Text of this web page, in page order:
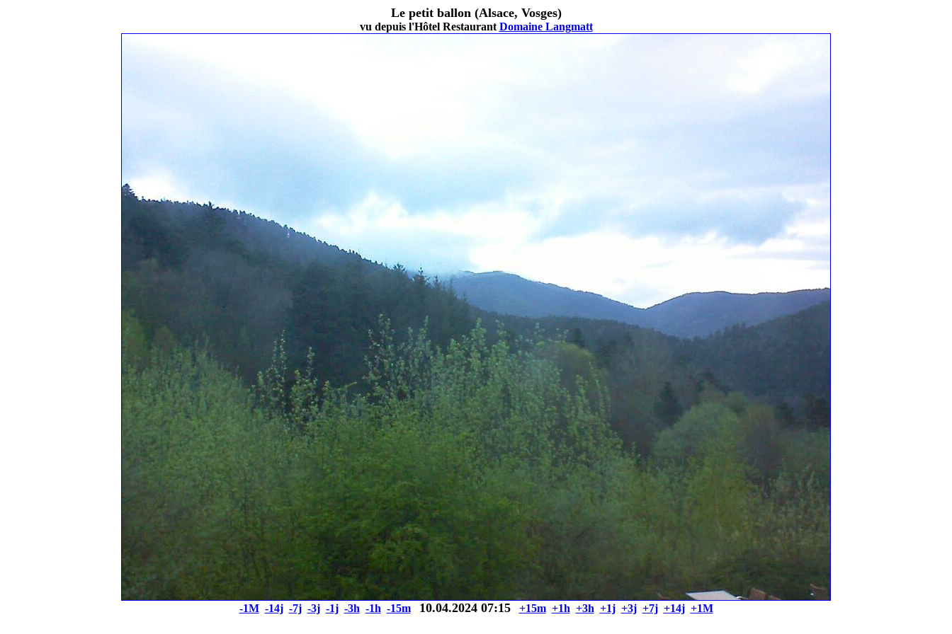
Le petit ballon (Alsace, Vosges)
vu depuis l'Hôtel Restaurant Domaine Langmatt
-1M -14j -7j -3j -1j -3h -1h -15m 10.04.2024 07:15 +15m +1h +3h +1j +3j +7j +14j +1M